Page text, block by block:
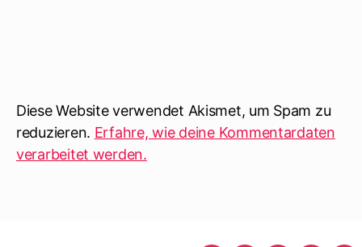
Diese Website verwendet Akismet, um Spam zu
reduzieren. Erfahre, wie deine Kommentardaten
verarbeitet werden.